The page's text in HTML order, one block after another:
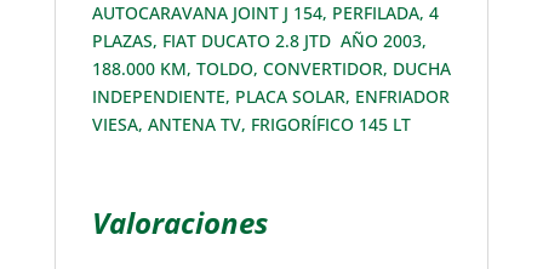
AUTOCARAVANA JOINT J 154, PERFILADA, 4
PLAZAS, FIAT DUCATO 2.8 JTD AÑO 2003,
188.000 KM, TOLDO, CONVERTIDOR, DUCHA
INDEPENDIENTE, PLACA SOLAR, ENFRIADOR
VIESA, ANTENA TV, FRIGORÍFICO 145 LT
Valoraciones